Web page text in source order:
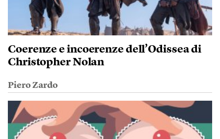
Coerenze e incoerenze dell’Odissea di
Christopher Nolan
Piero Zardo